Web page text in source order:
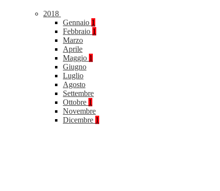
2018
Gennaio 1
Febbraio 1
Marzo
Aprile
Maggio 1
Giugno
Luglio
Agosto
Settembre
Ottobre 1
Novembre
Dicembre 1